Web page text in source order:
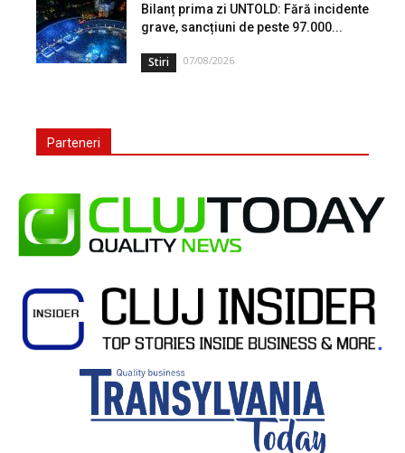
Bilanț prima zi UNTOLD: Fără incidente
grave, sancțiuni de peste 97.000...
Stiri 07/08/2026
Parteneri